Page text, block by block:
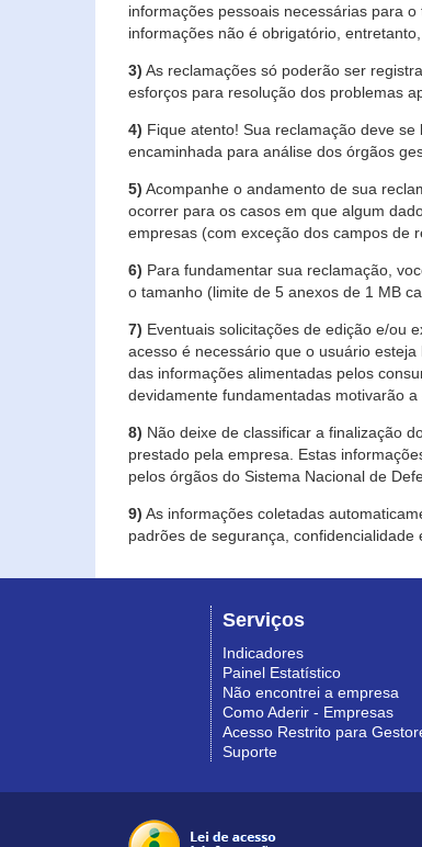
informações pessoais necessárias para
informações não é obrigatório,
3) As reclamações só poderão ser
esforços para resolução dos problemas
4) Fique atento! Sua reclamação deve
encaminhada para análise dos órgãos
5) Acompanhe o andamento de sua
ocorrer para os casos em que algum
empresas (com exceção dos campos de
6) Para fundamentar sua reclamação,
o tamanho (limite de 5 anexos de 1 MB
7) Eventuais solicitações de edição e/ou
acesso é necessário que o usuário
das informações alimentadas pelos
devidamente fundamentadas motivarão
8) Não deixe de classificar a finalização
prestado pela empresa. Estas
pelos órgãos do Sistema Nacional de
9) As informações coletadas
padrões de segurança,
Serviços
Indicadores
Painel Estatístico
Não encontrei a empresa
Como Aderir - Empresas
Acesso Restrito para
Suporte